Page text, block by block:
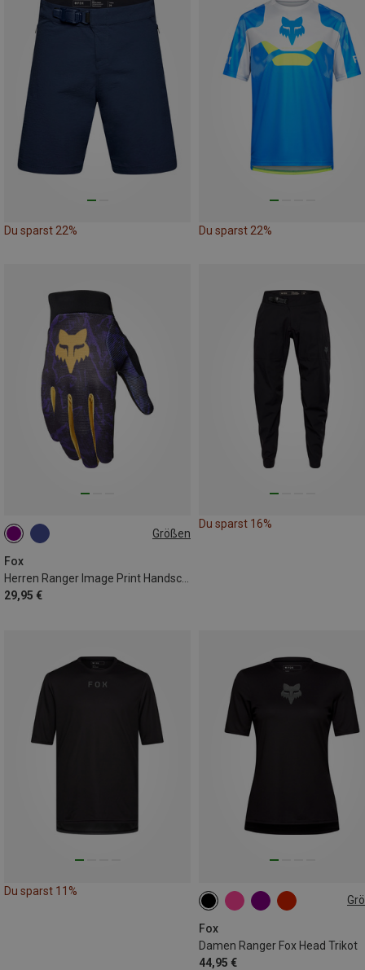
Du sparst 22% Du sparst 22%
Größen
Fox
Herren Ranger Image Print Handschuhe
29,95 €
XXL
Du sparst 16%
Du sparst 11%
Fox
Damen Ranger Fox Head Trikot
44,95 €
S M L XL